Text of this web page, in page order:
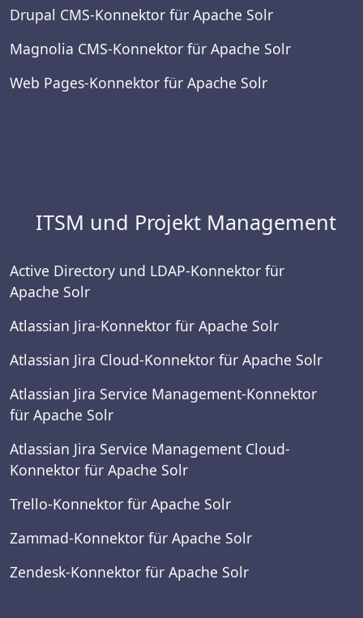
Drupal CMS-Konnektor für Apache Solr
Magnolia CMS-Konnektor für Apache Solr
Web Pages-Konnektor für Apache Solr
ITSM und Projekt Management
Active Directory und LDAP-Konnektor für
Apache Solr
Atlassian Jira-Konnektor für Apache Solr
Atlassian Jira Cloud-Konnektor für Apache Solr
Atlassian Jira Service Management-Konnektor
für Apache Solr
Atlassian Jira Service Management Cloud-
Konnektor für Apache Solr
Trello-Konnektor für Apache Solr
Zammad-Konnektor für Apache Solr
Zendesk-Konnektor für Apache Solr